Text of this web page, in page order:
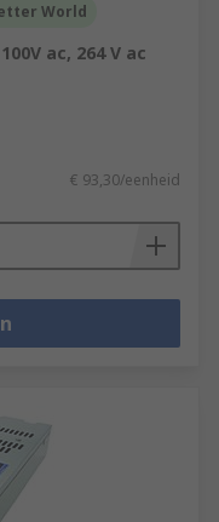
World
ac, 264 V ac
€ 93,30/eenheid